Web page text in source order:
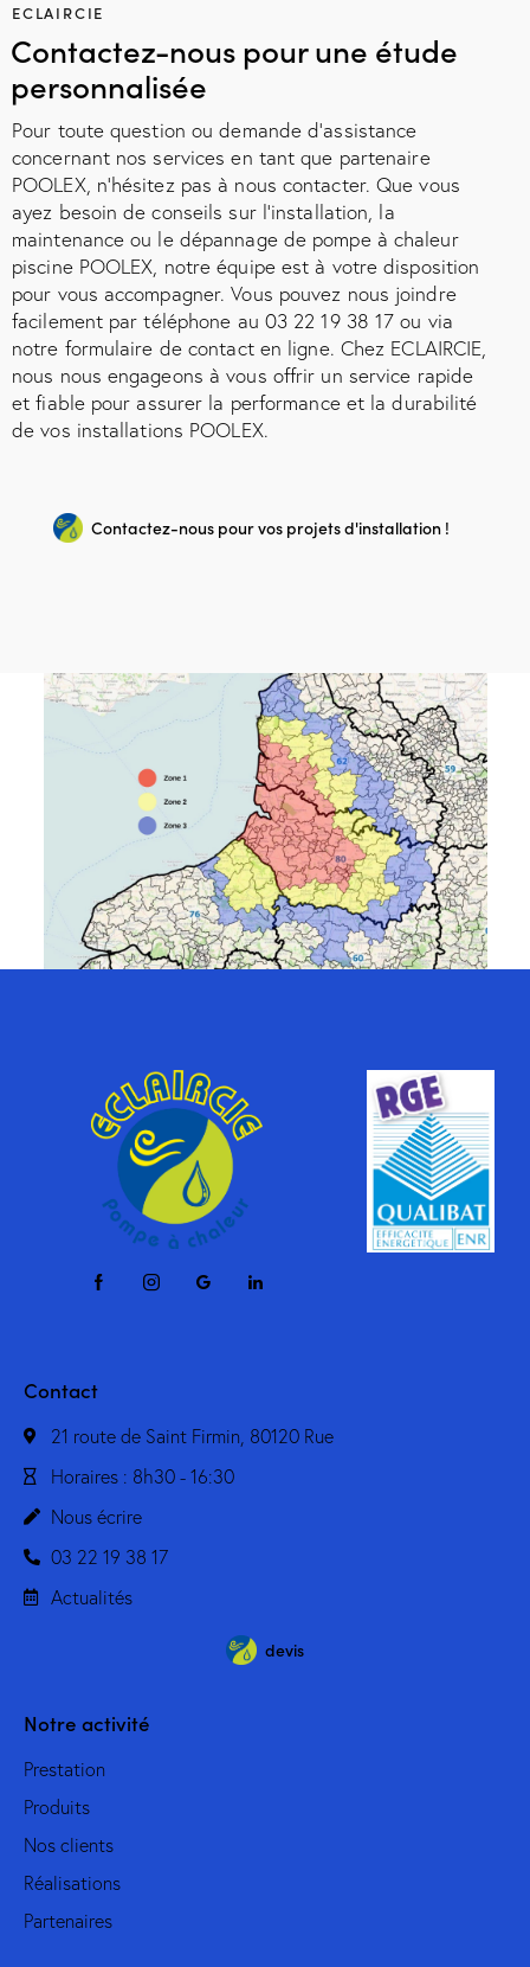
ECLAIRCIE
Contactez-nous pour une étude
personnalisée
Pour toute question ou demande d’assistance
concernant nos services en tant que partenaire
POOLEX, n’hésitez pas à nous contacter. Que vous
ayez besoin de conseils sur l’installation, la
maintenance ou le dépannage de pompe à chaleur
piscine POOLEX, notre équipe est à votre disposition
pour vous accompagner. Vous pouvez nous joindre
facilement par téléphone au 03 22 19 38 17 ou via
notre formulaire de contact en ligne. Chez ECLAIRCIE,
nous nous engageons à vous offrir un service rapide
et fiable pour assurer la performance et la durabilité
de vos installations POOLEX.
Contactez-nous pour vos projets d'installation !
Contact
21 route de Saint Firmin, 80120 Rue
Horaires : 8h30 - 16:30
Nous écrire
03 22 19 38 17
Actualités
devis
Notre activité
Prestation
Produits
Nos clients
Réalisations
Partenaires